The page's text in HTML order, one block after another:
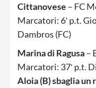
Cittanovese – FC
Marcatori: 6′ p.t.
Dambros (FC)
Marina di Ragusa–
Marcatori: 37′ p.t.
Aloia (B) sbaglia un